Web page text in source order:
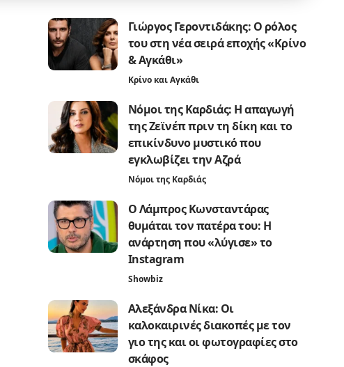
Γιώργος Γεροντιδάκης: Ο ρόλος
του στη νέα σειρά εποχής «Κρίνο
& Αγκάθι»
Κρίνο και Αγκάθι
Νόμοι της Καρδιάς: Η απαγωγή
της Ζεϊνέπ πριν τη δίκη και το
επικίνδυνο μυστικό που
εγκλωβίζει την Αζρά
Νόμοι της Καρδιάς
Ο Λάμπρος Κωνσταντάρας
θυμάται τον πατέρα του: Η
ανάρτηση που «λύγισε» το
Instagram
Showbiz
Αλεξάνδρα Νίκα: Οι
καλοκαιρινές διακοπές με τον
γιο της και οι φωτογραφίες στο
σκάφος